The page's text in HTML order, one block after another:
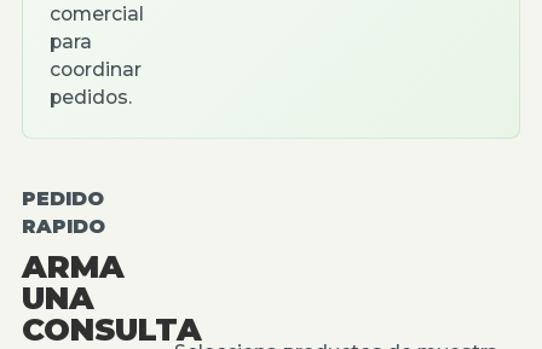
comercial
para
coordinar
pedidos.
PEDIDO
RAPIDO
ARMA
UNA
CONSULTA